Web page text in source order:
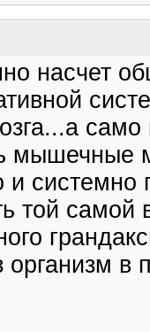
насчет
мышечные
системно
той самой
организм в